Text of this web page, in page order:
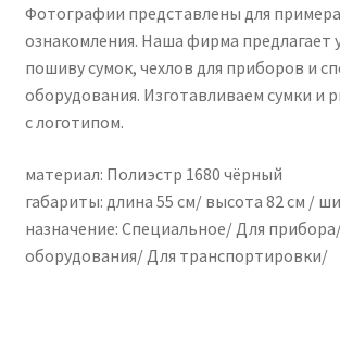
Фотографии представлены для
ознакомления. Наша фирма предлагает
пошиву сумок, чехлов для приборов и
оборудования. Изготавливаем сумки и
с логотипом.
материал: Полиэстр 1680 чёрный
габариты: длина 55 см/ высота 82 см /
назначение: Специальное/ Для
оборудования/ Для транспортировки/